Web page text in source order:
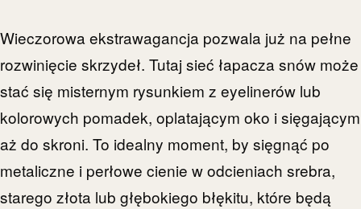
Wieczorowa ekstrawagancja pozwala już na pełne
rozwinięcie skrzydeł. Tutaj sieć łapacza snów może
stać się misternym rysunkiem z eyelinerów lub
kolorowych pomadek, oplatającym oko i sięgającym
aż do skroni. To idealny moment, by sięgnąć po
metaliczne i perłowe cienie w odcieniach srebra,
starego złota lub głębokiego błękitu, które będą